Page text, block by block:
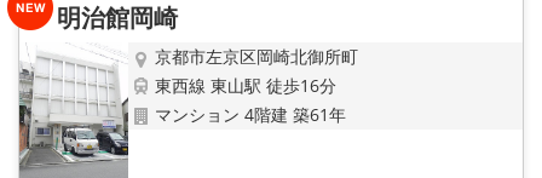
店舗情報·アクセス
会社概要
メールでお問い合わせ
明治館岡崎
京都市左京区岡崎北御所町
東西線 東山駅 徒歩16分
マンション 4階建 築61年